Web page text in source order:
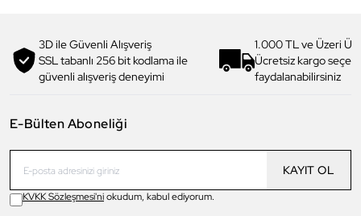
3D ile Güvenli Alışveriş
SSL tabanlı 256 bit kodlama ile
güvenli alışveriş deneyimi
1.000 TL ve Üzeri
Ücretsiz kargo
faydalanabilirsiniz
E-Bülten Aboneliği
KAYIT OL
KVKK Sözleşmesi'niokudum, kabul ediyorum.